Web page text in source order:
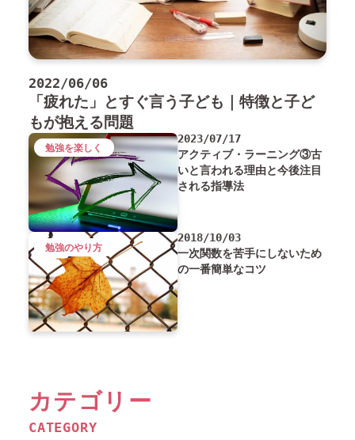
2022/06/06
「疲れた」とすぐ言う子ども｜特徴と子ど
もが抱える問題
2023/07/17
アクティブ・ラーニング③古
いと言われる理由と今後注目
される指導法
勉強を楽しく
2018/10/03
一次関数を苦手にしないため
の一番簡単なコツ
勉強のやり方
カテゴリー
CATEGORY